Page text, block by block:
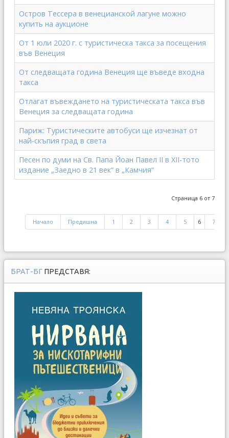
Остров Тессера в венецианской лагуне можно
купить на аукционе
От 1 юли 2020 г. с туристическа такса за посещения
във Венеция
От следващата година Венеция ще въведе входна
такса
Отлагат въвеждането на туристическата такса във
Венеция за следващата година
Париж: Туристическите автобуси ще изчезнат от
най-скъпия град в света
Песен по думи на Св. Папа Йоан Павел II в ХІІ-тото
издание „Заедно в 21 век“ в „Камчия“
Страница 6 от 7
Начало Предишна 1 2 3 4 5 6 7
БРАТ-БГ ПРЕДСТАВЯ: